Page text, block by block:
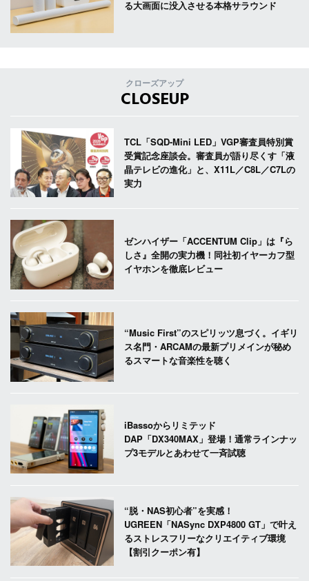
る大画面に没入させる本格サラウンド
クローズアップ
CLOSEUP
TCL「SQD-Mini LED」VGP審査員特別賞
受賞記念座談会。審査員が語り尽くす「液
晶テレビの進化」と、X11L／C8L／C7Lの
実力
ゼンハイザー「ACCENTUM Clip」は『ら
しさ』全開の実力機！同社初イヤーカフ型
イヤホンを徹底レビュー
“Music First”のスピリッツ息づく。イギリ
ス名門・ARCAMの最新プリメインが秘め
るスマートな音楽性を聴く
iBassoからリミテッド
DAP「DX340MAX」登場！通常ラインナッ
プ3モデルとあわせて一斉試聴
“脱・NAS初心者”を実感！
UGREEN「NASync DXP4800 GT」で叶え
るストレスフリーなクリエイティブ環境
【割引クーポン有】